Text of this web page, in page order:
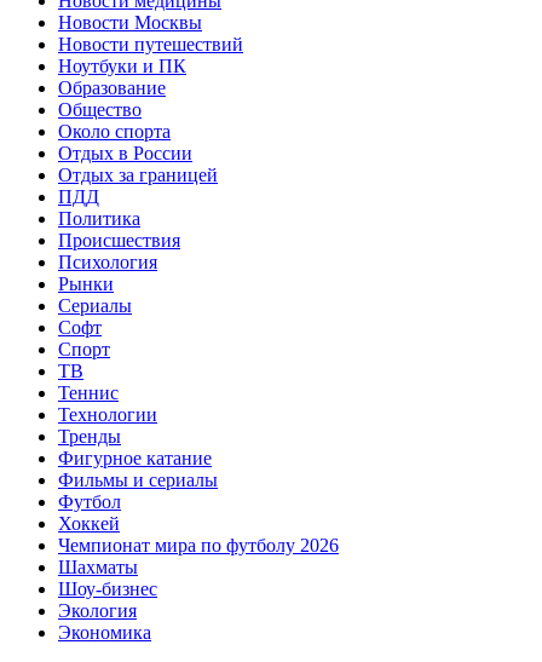
Новости Москвы
Новости путешествий
Ноутбуки и ПК
Образование
Общество
Около спорта
Отдых в России
Отдых за границей
ПДД
Политика
Происшествия
Психология
Рынки
Сериалы
Софт
Спорт
ТВ
Теннис
Технологии
Тренды
Фигурное катание
Фильмы и сериалы
Футбол
Хоккей
Чемпионат мира по футболу 2026
Шахматы
Шоу-бизнес
Экология
Экономика